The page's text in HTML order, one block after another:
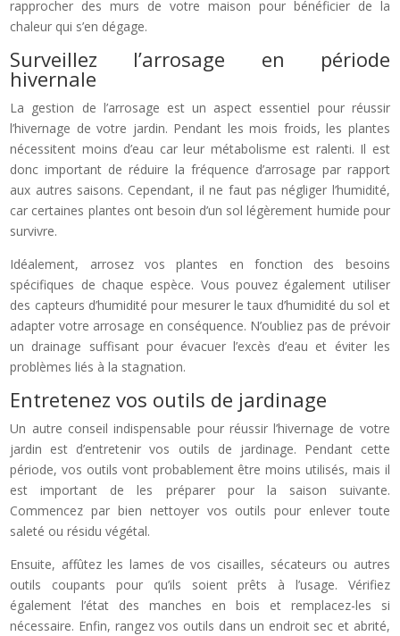
rapprocher des murs de votre maison pour bénéficier de la
chaleur qui s’en dégage.
Surveillez l’arrosage en période
hivernale
La gestion de l’arrosage est un aspect essentiel pour réussir
l’hivernage de votre jardin. Pendant les mois froids, les plantes
nécessitent moins d’eau car leur métabolisme est ralenti. Il est
donc important de réduire la fréquence d’arrosage par rapport
aux autres saisons. Cependant, il ne faut pas négliger l’humidité,
car certaines plantes ont besoin d’un sol légèrement humide pour
survivre.
Idéalement, arrosez vos plantes en fonction des besoins
spécifiques de chaque espèce. Vous pouvez également utiliser
des capteurs d’humidité pour mesurer le taux d’humidité du sol et
adapter votre arrosage en conséquence. N’oubliez pas de prévoir
un drainage suffisant pour évacuer l’excès d’eau et éviter les
problèmes liés à la stagnation.
Entretenez vos outils de jardinage
Un autre conseil indispensable pour réussir l’hivernage de votre
jardin est d’entretenir vos outils de jardinage. Pendant cette
période, vos outils vont probablement être moins utilisés, mais il
est important de les préparer pour la saison suivante.
Commencez par bien nettoyer vos outils pour enlever toute
saleté ou résidu végétal.
Ensuite, affûtez les lames de vos cisailles, sécateurs ou autres
outils coupants pour qu’ils soient prêts à l’usage. Vérifiez
également l’état des manches en bois et remplacez-les si
nécessaire. Enfin, rangez vos outils dans un endroit sec et abrité,